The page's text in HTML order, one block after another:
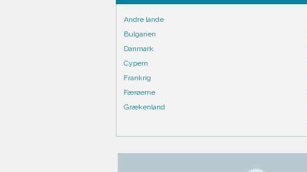
Andre lande
Bulgarien
Danmark
Cypern
Frankrig
Færøerne
Grækenland